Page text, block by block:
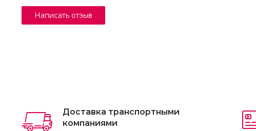
Доставка транспортными
компаниями